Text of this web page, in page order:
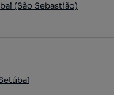
(São Sebastião)